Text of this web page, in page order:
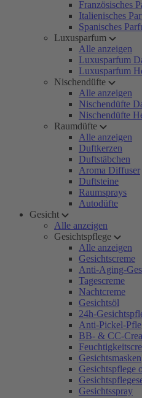
Französisches
Italienisches
Spanisches
Luxusparfum
Alle anzeigen
Luxusparfum
Luxusparfum
Nischendüfte
Alle anzeigen
Nischendüfte
Nischendüfte
Raumdüfte
Alle anzeigen
Duftkerzen
Duftstäbchen
Aroma Diffuser
Duftsteine
Raumsprays
Autodüfte
Gesicht
Alle anzeigen
Gesichtspflege
Alle anzeigen
Gesichtscreme
Anti-Aging-
Tagescreme
Nachtcreme
Gesichtsöl
24h-
Anti-Pickel-
BB- & CC-
Gesichtsmasken
Gesichtspflege
Gesichtsspray